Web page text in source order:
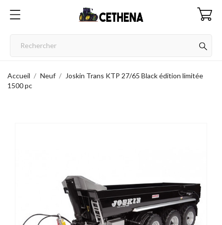
Accueil Neuf
Joskin Trans KTP 27/65 Black édition limitée
1500 pc